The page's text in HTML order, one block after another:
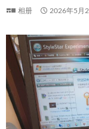
相册 2026年5月